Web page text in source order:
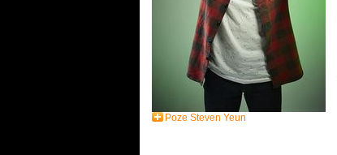
Poze Steven Yeun